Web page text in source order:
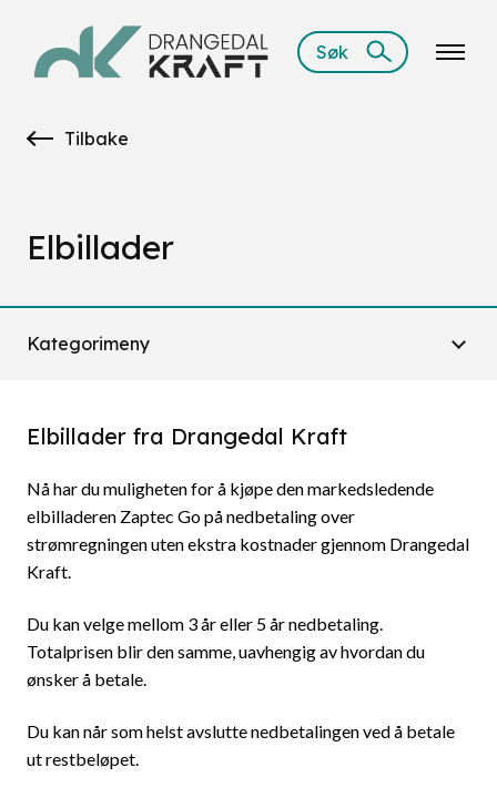
Søk
Tilbake
Elbillader
Kategorimeny
Elbillader fra Drangedal Kraft
Nå har du muligheten for å kjøpe den markedsledende
elbilladeren Zaptec Go på nedbetaling over
strømregningen uten ekstra kostnader gjennom Drangedal
Kraft.
Du kan velge mellom 3 år eller 5 år nedbetaling.
Totalprisen blir den samme, uavhengig av hvordan du
ønsker å betale.
Du kan når som helst avslutte nedbetalingen ved å betale
ut restbeløpet.